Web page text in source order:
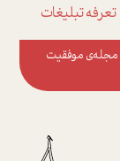
تعرفه تبلیغات
مجله‌ی موفقیت